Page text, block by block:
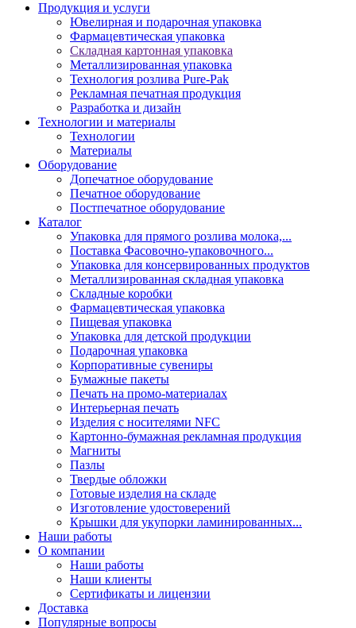
Продукция и услуги
Ювелирная и подарочная упаковка
Фармацевтическая упаковка
Складная картонная упаковка
Металлизированная упаковка
Технология розлива Pure-Pak
Рекламная печатная продукция
Разработка и дизайн
Технологии и материалы
Технологии
Материалы
Оборудование
Допечатное оборудование
Печатное оборудование
Постпечатное оборудование
Каталог
Упаковка для прямого розлива молока,...
Поставка Фасовочно-упаковочного...
Упаковка для консервированных продуктов
Металлизированная складная упаковка
Складные коробки
Фармацевтическая упаковка
Пищевая упаковка
Упаковка для детской продукции
Подарочная упаковка
Корпоративные сувениры
Бумажные пакеты
Печать на промо-материалах
Интерьерная печать
Изделия с носителями NFC
Картонно-бумажная рекламная продукция
Магниты
Пазлы
Твердые обложки
Готовые изделия на складе
Изготовление удостоверений
Крышки для укупорки ламинированных...
Наши работы
О компании
Наши работы
Наши клиенты
Сертификаты и лицензии
Доставка
Популярные вопросы